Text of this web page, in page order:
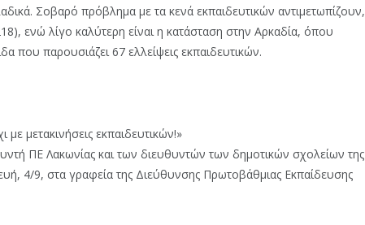
Σοβαρό πρόβλημα με τα κενά εκπαιδευτικών αντιμετωπίζουν,
ενώ λίγο καλύτερη είναι η κατάσταση στην Αρκαδία, όπου
που παρουσιάζει 67 ελλείψεις εκπαιδευτικών.
μετακινήσεις εκπαιδευτικών!»
ΠΕ Λακωνίας και των διευθυντών των δημοτικών σχολείων της
4/9, στα γραφεία της Διεύθυνσης Πρωτοβάθμιας Εκπαίδευσης